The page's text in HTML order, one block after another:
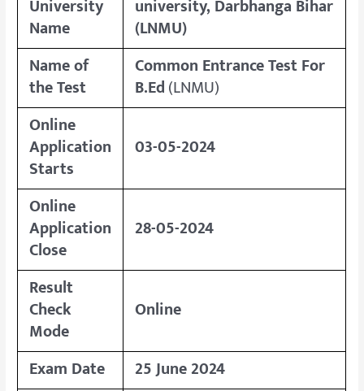
University
Name
university, Darbhanga Bihar
(LNMU)
Name of
the Test
Common Entrance Test For
B.Ed(LNMU)
Online
Application
Starts
03-05-2024
Online
Application
Close
28-05-2024
Result
Check
Mode
Online
Exam Date
25 June 2024